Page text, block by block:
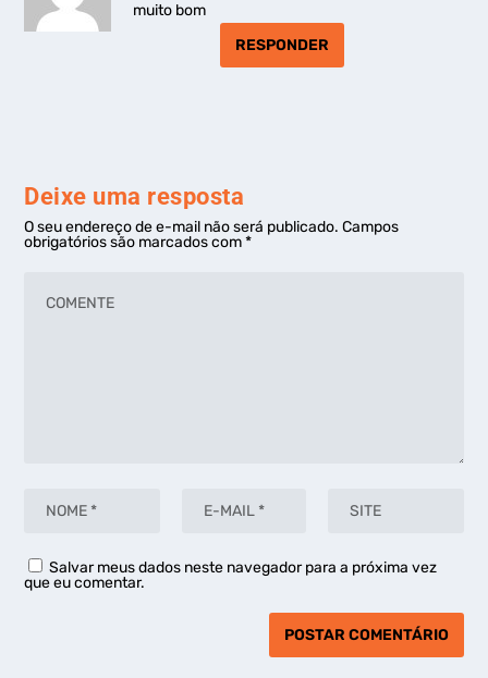
muito bom
RESPONDER
Deixe uma resposta
O seu endereço de e-mail não será publicado. Campos
obrigatórios são marcados com*
Salvar meus dados neste navegador para a próxima vez
que eu comentar.